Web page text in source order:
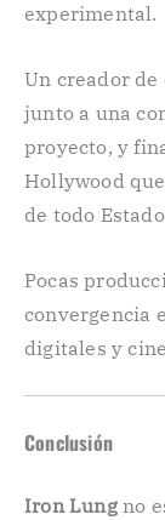
experimental.
Un creador
junto a una
proyecto, y
Hollywood
de todo
Pocas
convergencia
digitales y
Conclusión
Iron Lungno